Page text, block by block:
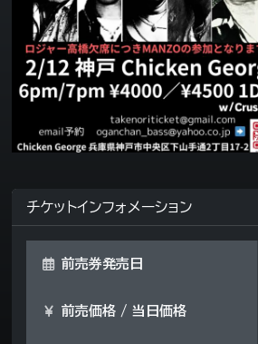
チケットインフォメーション
前売券発売日
前売価格 / 当日価格